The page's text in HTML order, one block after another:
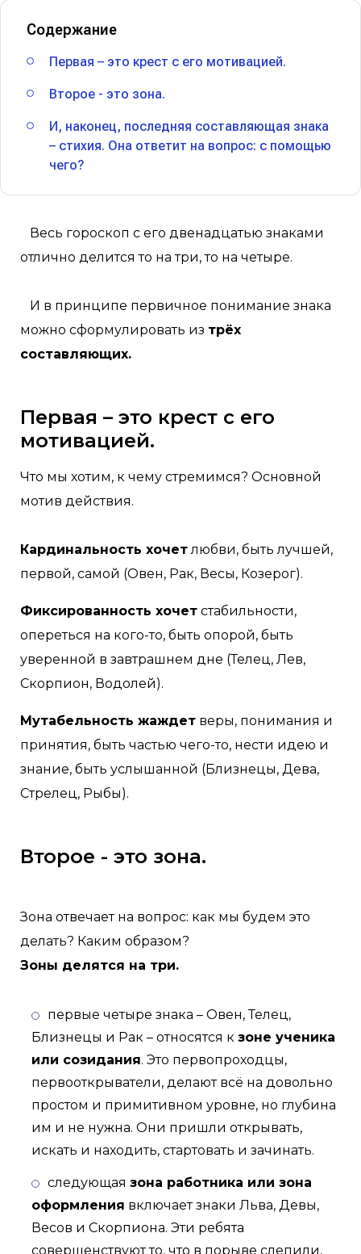
Содержание
Первая – это крест с его мотивацией.
Второе - это зона.
И, наконец, последняя составляющая знака
– стихия. Она ответит на вопрос: с помощью
чего?
Весь гороскоп с его двенадцатью знаками
отлично делится то на три, то на четыре.
И в принципе первичное понимание знака
можно сформулировать из трёх
составляющих.
Первая – это крест с его
мотивацией.
Что мы хотим, к чему стремимся? Основной
мотив действия.
Кардинальность хочетлюбви, быть лучшей,
первой, самой (Овен, Рак, Весы, Козерог).
Фиксированность хочет стабильности,
опереться на кого-то, быть опорой, быть
уверенной в завтрашнем дне (Телец, Лев,
Скорпион, Водолей).
Мутабельность жаждет веры, понимания и
принятия, быть частью чего-то, нести идею и
знание, быть услышанной (Близнецы, Дева,
Стрелец, Рыбы).
Второе - это зона.
Зона отвечает на вопрос: как мы будем это
делать? Каким образом?
Зоны делятся на три.
первые четыре знака – Овен, Телец,
Близнецы и Рак – относятся к зоне ученика
или созидания. Это первопроходцы,
первооткрыватели, делают всё на довольно
простом и примитивном уровне, но глубина
им и не нужна. Они пришли открывать,
искать и находить, стартовать и зачинать.
следующая зона работника или зона
оформления включает знаки Льва, Девы,
Весов и Скорпиона. Эти ребята
совершенствуют то, что в порыве слепили,